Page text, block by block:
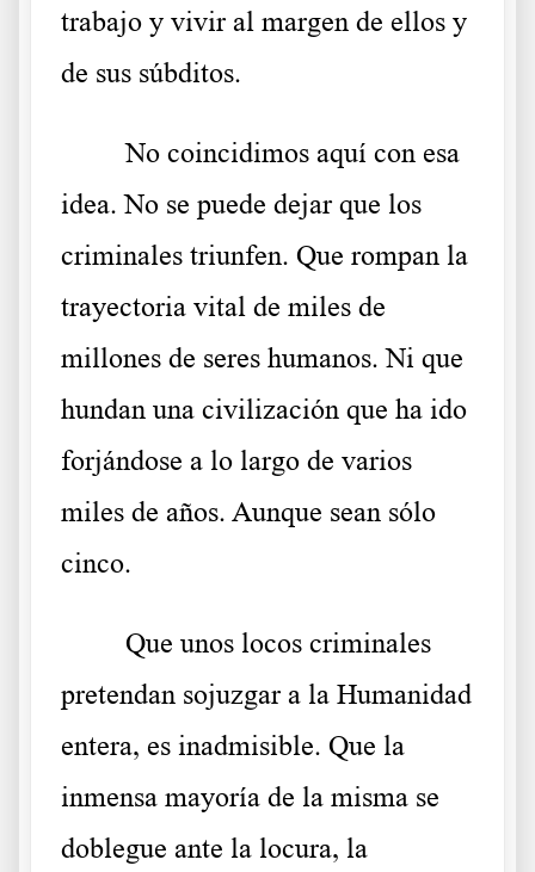
trabajo y vivir al margen de ellos y
de sus súbditos.
No coincidimos aquí con esa
idea. No se puede dejar que los
criminales triunfen. Que rompan la
trayectoria vital de miles de
millones de seres humanos. Ni que
hundan una civilización que ha ido
forjándose a lo largo de varios
miles de años. Aunque sean sólo
cinco.
Que unos locos criminales
pretendan sojuzgar a la Humanidad
entera, es inadmisible. Que la
inmensa mayoría de la misma se
doblegue ante la locura, la